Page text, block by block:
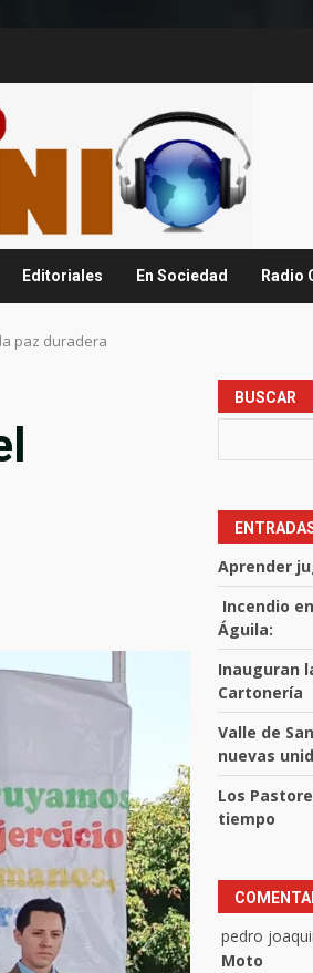
Editoriales En Sociedad Radio
paz duradera
BUSCAR
Aprender
Incendio
Águila:
Inauguran
Cartonería
Valle de
nuevas
Los
tiempo
pedro
Moto